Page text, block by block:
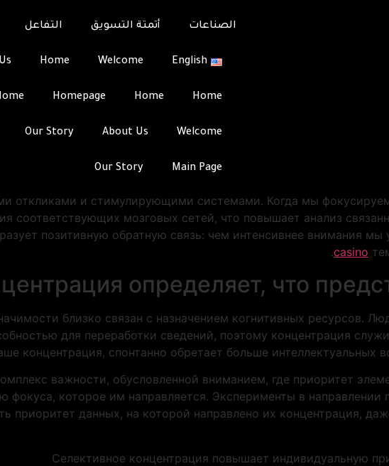
الصناعات أتمتة التسويق التفاعل
English
Welcome
Home
Home
Home
Homepage
Welcome
About Us
Our Story
Main Page
Our Story
Как внимание
Как внимание
собой действенный инструмент людского сознания, который не
и предпочтения. Процесс регулирования концентрации
реальной среды окажутся значимыми для нашего
откликами и стимулирующими системами. Когда мы
соответствующих мозговых сетей, что повышает анализ
позитивную обратную связь: чем интенсивнее внимания мы
casino
определяет, что
близко связан с назначением когнитивных ресурсов.
для переработки сведений, поэтому концентрация
концентрация, спонтанно обретает больше интеллектуальных
важности, обусловленной вниманием, где приоритет
фокуса, которое им направляется. Эксперименты в направлении
приоритет данных, на которой направлено их концентрация,
Селективное концентрация повышает индивидуальную